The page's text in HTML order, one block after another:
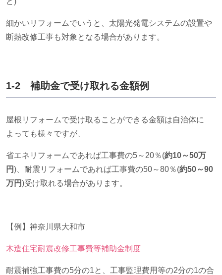
細かいリフォームでいうと、太陽光発電システムの設置や
断熱改修工事も対象となる場合があります。
1-2 補助金で受け取れる金額例
屋根リフォームで受け取ることができる金額は自治体に
よっても様々ですが、
省エネリフォームであれば工事費の5～ 20％(約10～50万
円) 、耐震リフォームであれば工事費の50～80％(約50～90
万円)受け取れる場合があります。
【例】神奈川県大和市
木造住宅耐震改修工事費等補助金制度
耐震補強工事費の5分の1と、工事監理費用等の2分の1の合